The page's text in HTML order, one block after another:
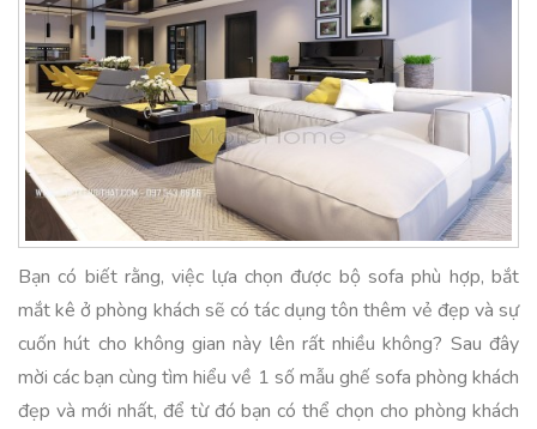
Bạn có biết rằng, việc lựa chọn được bộ sofa phù hợp, bắt
mắt kê ở phòng khách sẽ có tác dụng tôn thêm vẻ đẹp và sự
cuốn hút cho không gian này lên rất nhiều không? Sau đây
mời các bạn cùng tìm hiểu về 1 số mẫu ghế sofa phòng khách
đẹp và mới nhất, để từ đó bạn có thể chọn cho phòng khách